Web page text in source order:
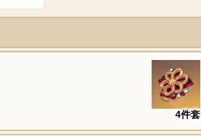
4件套